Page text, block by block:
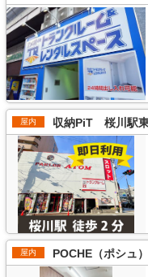
屋内 収納PiT 桜川駅
屋内 POCHE（ポシュ